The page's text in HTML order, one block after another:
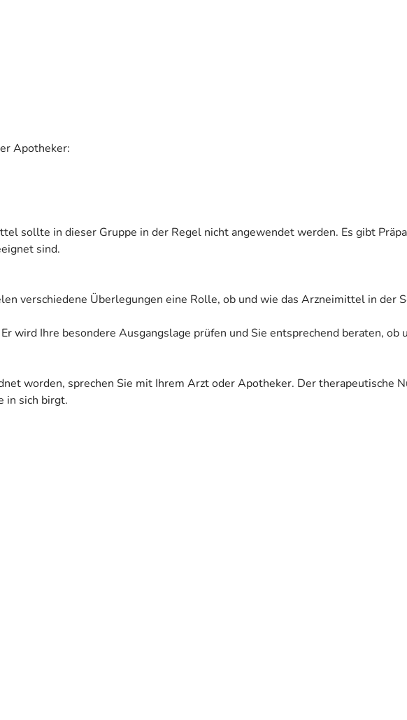
Apotheker:
sollte in dieser Gruppe in der Regel nicht angewendet werden. Es gibt
sind.
verschiedene Überlegungen eine Rolle, ob und wie das Arzneimittel in der
wird Ihre besondere Ausgangslage prüfen und Sie entsprechend beraten, ob
worden, sprechen Sie mit Ihrem Arzt oder Apotheker. Der therapeutische
in sich birgt.